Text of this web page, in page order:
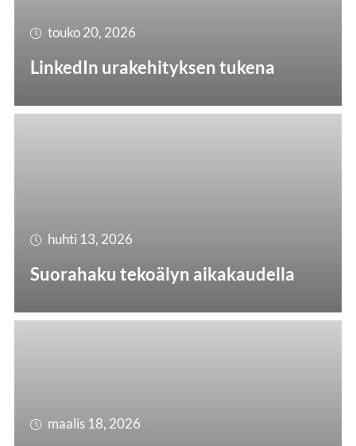
touko 20, 2026
LinkedIn urakehityksen tukena
huhti 13, 2026
Suorahaku tekoälyn aikakaudella
maalis 18, 2026